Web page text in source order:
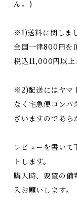
ん。)
※1)送料に関しま
全国一律800円を
税込11,000円以上
※2)配送にはヤマ
なく宅急便コンパ
ざいますのであら
レビューを書いて
トします。
購入時、要望の備
入お願いします。